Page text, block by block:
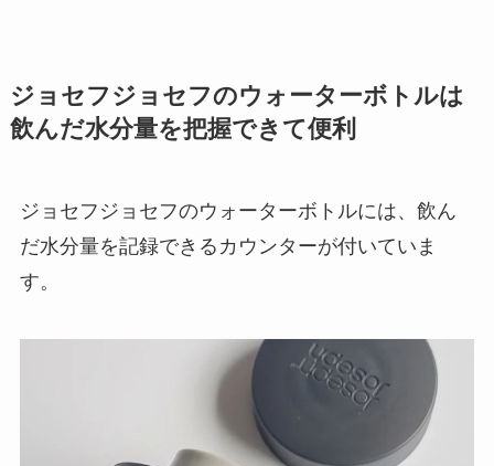
ジョセフジョセフのウォーターボトルは
飲んだ水分量を把握できて便利
ジョセフジョセフのウォーターボトルには、飲ん
だ水分量を記録できるカウンターが付いていま
す。